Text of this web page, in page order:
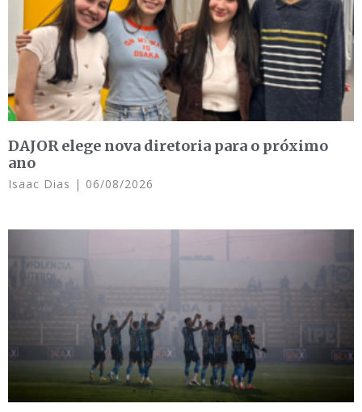
DAJOR elege nova diretoria para o próximo
ano
Isaac Dias 06/08/2026